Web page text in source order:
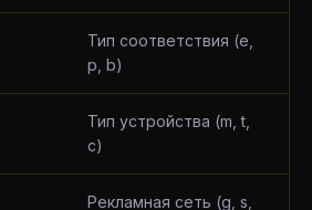
Тип соответствия (e,
p, b)
Тип устройства (m, t,
c)
Рекламная сеть (g, s,